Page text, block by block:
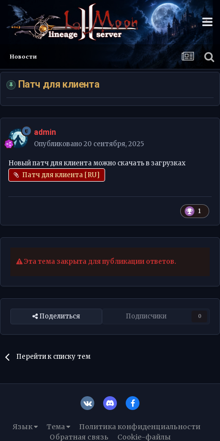
Новости
Патч для клиента
admin
Опубликовано20 сентября, 2025
Новый патч для клиента можно скачать в загрузках
Патч для клиента [RU]
1
Эта тема закрыта для публикации ответов.
Поделиться Подписчики 0
Перейти к списку тем
Язык Тема
Политика конфиденциальности
Обратная связь
Cookie-файлы